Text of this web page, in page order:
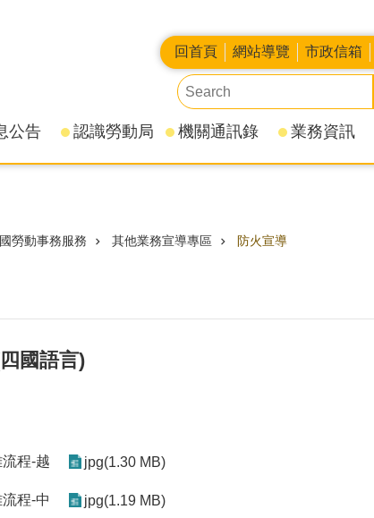
回首頁 網站導覽 市政信箱
公告 認識勞動局 機關通訊錄 業務資訊
勞動事務服務 其他業務宣導專區 防火宣導
國語言)
程-越 jpg(1.30 MB)
程-中 jpg(1.19 MB)